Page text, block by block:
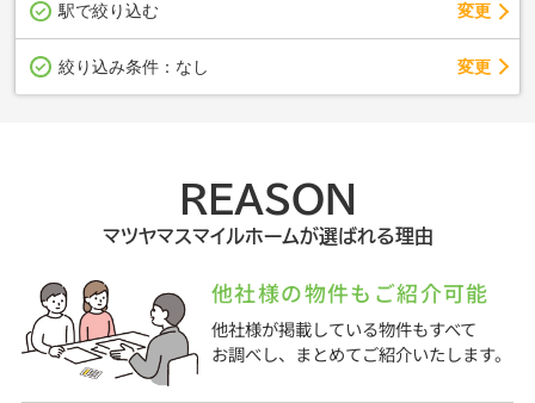
駅で絞り込む 変更
絞り込み条件： なし 変更
REASON
マツヤマスマイルホームが選ばれる理由
他社様の物件もご紹介可能
他社様が掲載している物件もすべて
お調べし、まとめてご紹介いたします。